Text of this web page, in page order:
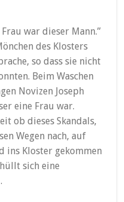
war dieser Mann.”
des Klosters
so dass sie nicht
Beim Waschen
Novizen Joseph
eine Frau war.
ob dieses Skandals,
Wegen nach, auf
ins Kloster gekommen
sich eine